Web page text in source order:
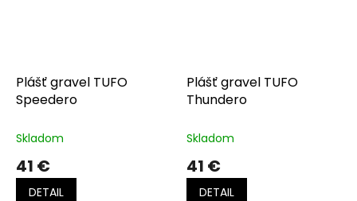
Plášť gravel TUFO
Speedero
Skladom
41 €
DETAIL
Plášť gravel TUFO
Thundero
Skladom
41 €
DETAIL